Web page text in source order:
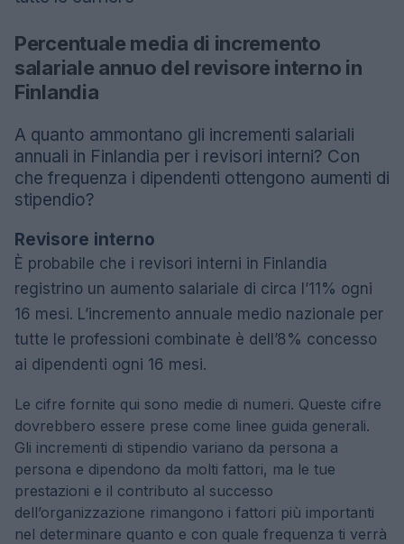
Percentuale media di incremento
salariale annuo del revisore interno in
Finlandia
A quanto ammontano gli incrementi salariali
annuali in Finlandia per i revisori interni? Con
che frequenza i dipendenti ottengono aumenti di
stipendio?
Revisore interno
È probabile che i revisori interni in Finlandia
registrino un aumento salariale di circa l’11% ogni
16 mesi. L’incremento annuale medio nazionale per
tutte le professioni combinate è dell’8% concesso
ai dipendenti ogni 16 mesi.
Le cifre fornite qui sono medie di numeri. Queste cifre
dovrebbero essere prese come linee guida generali.
Gli incrementi di stipendio variano da persona a
persona e dipendono da molti fattori, ma le tue
prestazioni e il contributo al successo
dell’organizzazione rimangono i fattori più importanti
nel determinare quanto e con quale frequenza ti verrà